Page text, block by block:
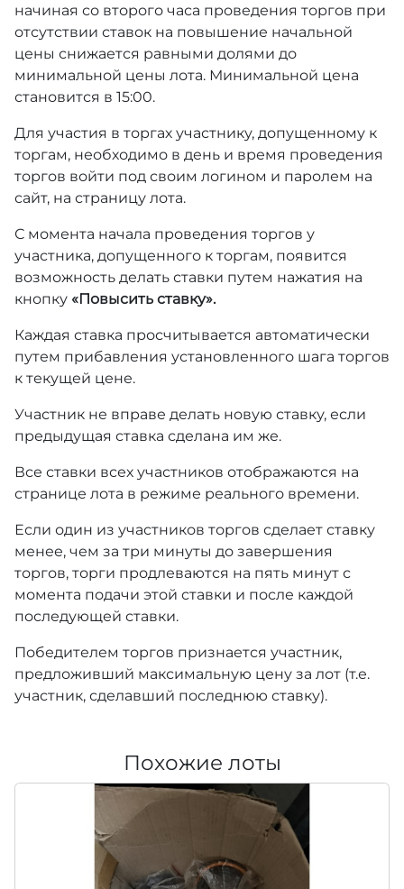
начиная со второго часа проведения торгов при
отсутствии ставок на повышение начальной
цены снижается равными долями до
минимальной цены лота. Минимальной цена
становится в 15:00.
Для участия в торгах участнику, допущенному к
торгам, необходимо в день и время проведения
торгов войти под своим логином и паролем на
сайт, на страницу лота.
С момента начала проведения торгов у
участника, допущенного к торгам, появится
возможность делать ставки путем нажатия на
кнопку «Повысить ставку».
Каждая ставка просчитывается автоматически
путем прибавления установленного шага торгов
к текущей цене.
Участник не вправе делать новую ставку, если
предыдущая ставка сделана им же.
Все ставки всех участников отображаются на
странице лота в режиме реального времени.
Если один из участников торгов сделает ставку
менее, чем за три минуты до завершения
торгов, торги продлеваются на пять минут с
момента подачи этой ставки и после каждой
последующей ставки.
Победителем торгов признается участник,
предложивший максимальную цену за лот (т.е.
участник, сделавший последнюю ставку).
Похожие лоты